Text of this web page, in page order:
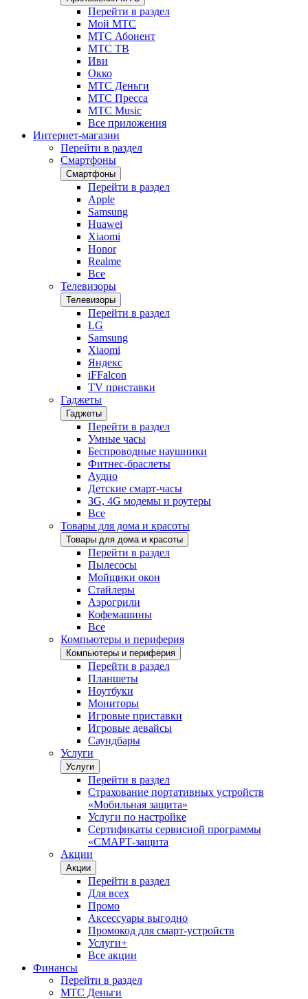
Перейти в раздел
Мой МТС
МТС Абонент
МТС ТВ
Иви
Окко
МТС Деньги
МТС Пресса
МТС Music
Все приложения
Интернет-магазин
Перейти в раздел
Смартфоны
Смартфоны
Перейти в раздел
Apple
Samsung
Huawei
Xiaomi
Honor
Realme
Все
Телевизоры
Телевизоры
Перейти в раздел
LG
Samsung
Xiaomi
Яндекс
iFFalcon
TV приставки
Гаджеты
Гаджеты
Перейти в раздел
Умные часы
Беспроводные наушники
Фитнес-браслеты
Аудио
Детские смарт-часы
3G, 4G модемы и роутеры
Все
Товары для дома и красоты
Товары для дома и красоты
Перейти в раздел
Пылесосы
Мойщики окон
Стайлеры
Аэрогрили
Кофемашины
Все
Компьютеры и периферия
Компьютеры и периферия
Перейти в раздел
Планшеты
Ноутбуки
Мониторы
Игровые приставки
Игровые девайсы
Саундбары
Услуги
Услуги
Перейти в раздел
Страхование портативных устройств
«Мобильная защита»
Услуги по настройке
Сертификаты сервисной программы
«СМАРТ-защита
Акции
Акции
Перейти в раздел
Для всех
Промо
Аксессуары выгодно
Промокод для смарт-устройств
Услуги+
Все акции
Финансы
Перейти в раздел
МТС Деньги